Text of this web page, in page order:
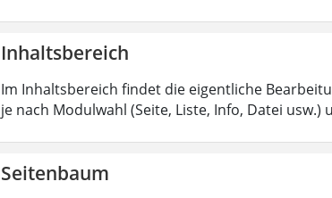
Inhaltsbereich
Im Inhaltsbereich findet die eigentliche
je nach Modulwahl (Seite, Liste, Info, Datei usw.)
Seitenbaum